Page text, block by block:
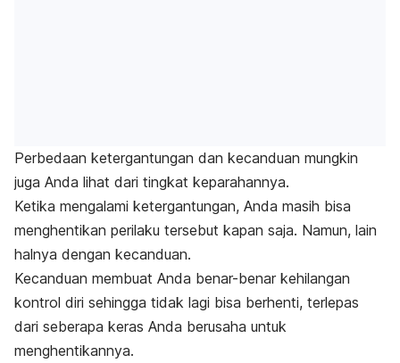
Perbedaan ketergantungan dan kecanduan mungkin
juga Anda lihat dari tingkat keparahannya.
Ketika mengalami ketergantungan, Anda masih bisa
menghentikan perilaku tersebut kapan saja. Namun, lain
halnya dengan kecanduan.
Kecanduan membuat Anda benar-benar kehilangan
kontrol diri sehingga tidak lagi bisa berhenti, terlepas
dari seberapa keras Anda berusaha untuk
menghentikannya.